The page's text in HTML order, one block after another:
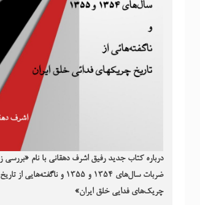
درباره کتاب جدید رفیق اشرف دهقانی با نام «بررسی
ضربات سال‌های ۱۳۵۴ و ۱۳۵۵ و ناگفته‌هایی از تاریخ
چریک‌های فدایی خلق ایران»